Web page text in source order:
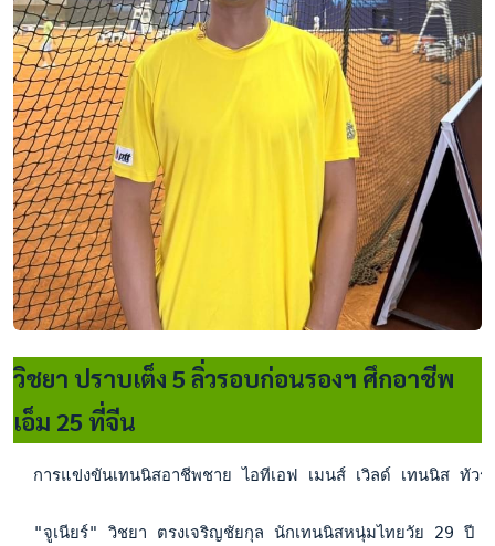
วิชยา ปราบเต็ง 5 ลิ่วรอบก่อนรองฯ ศึกอาชีพ
เอ็ม 25 ที่จีน
การแข่งขันเทนนิสอาชีพชาย ไอทีเอฟ เมนส์ เวิลด์ เทนนิส ทัว
"จูเนียร์" วิชยา ตรงเจริญชัยกุล นักเทนนิสหนุ่มไทยวัย 29 ปี